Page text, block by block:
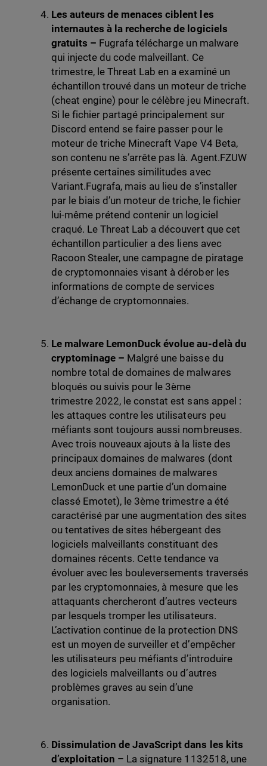
Les auteurs de menaces ciblent les
internautes à la recherche de logiciels
gratuits – Fugrafa télécharge un malware
qui injecte du code malveillant. Ce
trimestre, le Threat Lab en a examiné un
échantillon trouvé dans un moteur de triche
(cheat engine) pour le célèbre jeu Minecraft.
Si le fichier partagé principalement sur
Discord entend se faire passer pour le
moteur de triche Minecraft Vape V4 Beta,
son contenu ne s’arrête pas là. Agent.FZUW
présente certaines similitudes avec
Variant.Fugrafa, mais au lieu de s’installer
par le biais d’un moteur de triche, le fichier
lui-même prétend contenir un logiciel
craqué. Le Threat Lab a découvert que cet
échantillon particulier a des liens avec
Racoon Stealer, une campagne de piratage
de cryptomonnaies visant à dérober les
informations de compte de services
d’échange de cryptomonnaies.
Le malware LemonDuck évolue au-delà du
cryptominage – Malgré une baisse du
nombre total de domaines de malwares
bloqués ou suivis pour le 3ème
trimestre 2022, le constat est sans appel :
les attaques contre les utilisateurs peu
méfiants sont toujours aussi nombreuses.
Avec trois nouveaux ajouts à la liste des
principaux domaines de malwares (dont
deux anciens domaines de malwares
LemonDuck et une partie d’un domaine
classé Emotet), le 3ème trimestre a été
caractérisé par une augmentation des sites
ou tentatives de sites hébergeant des
logiciels malveillants constituant des
domaines récents. Cette tendance va
évoluer avec les bouleversements traversés
par les cryptomonnaies, à mesure que les
attaquants chercheront d’autres vecteurs
par lesquels tromper les utilisateurs.
L’activation continue de la protection DNS
est un moyen de surveiller et d’empêcher
les utilisateurs peu méfiants d’introduire
des logiciels malveillants ou d’autres
problèmes graves au sein d’une
organisation.
Dissimulation de JavaScript dans les kits
d’exploitation – La signature 1132518, une